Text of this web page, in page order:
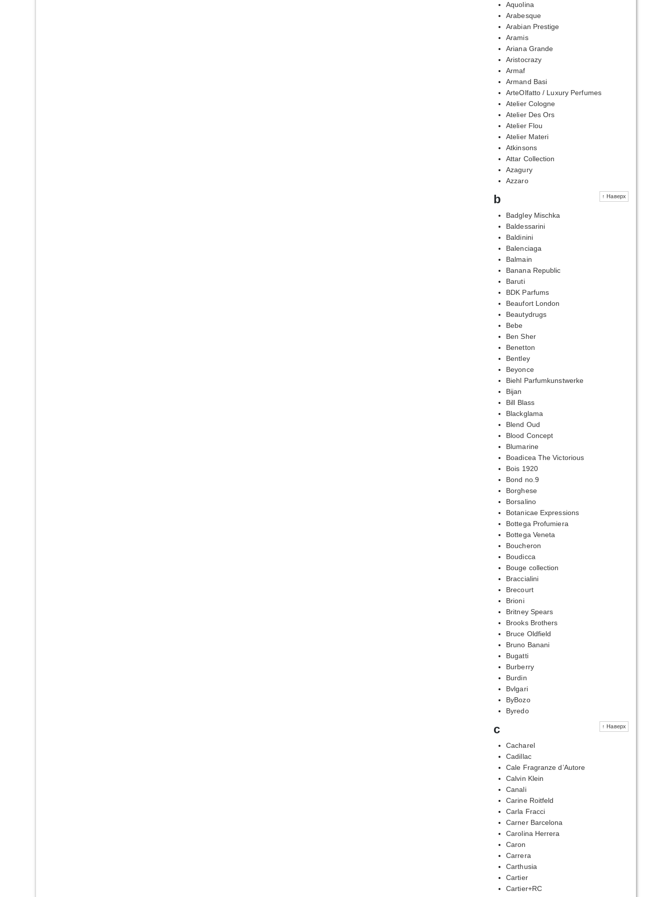
Aquolina
Arabesque
Arabian Prestige
Aramis
Ariana Grande
Aristocrazy
Armaf
Armand Basi
ArteOlfatto / Luxury Perfumes
Atelier Cologne
Atelier Des Ors
Atelier Flou
Atelier Materi
Atkinsons
Attar Collection
Azagury
Azzaro
↑ Наверх
b
Badgley Mischka
Baldessarini
Baldinini
Balenciaga
Balmain
Banana Republic
Baruti
BDK Parfums
Beaufort London
Beautydrugs
Bebe
Ben Sher
Benetton
Bentley
Beyonce
Biehl Parfumkunstwerke
Bijan
Bill Blass
Blackglama
Blend Oud
Blood Concept
Blumarine
Boadicea The Victorious
Bois 1920
Bond no.9
Borghese
Borsalino
Botanicae Expressions
Bottega Profumiera
Bottega Veneta
Boucheron
Boudicca
Bouge collection
Braccialini
Brecourt
Brioni
Britney Spears
Brooks Brothers
Bruce Oldfield
Bruno Banani
Bugatti
Burberry
Burdin
Bvlgari
ByBozo
Byredo
↑ Наверх
c
Cacharel
Cadillac
Cale Fragranze d’Autore
Calvin Klein
Canali
Carine Roitfeld
Carla Fracci
Carner Barcelona
Carolina Herrera
Caron
Carrera
Carthusia
Cartier
Cartier+RC